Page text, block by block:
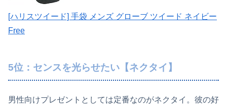
[ハリスツイード] 手袋 メンズ グローブ ツイード ネイビー
Free
5位：センスを光らせたい【ネクタイ】
男性向けプレゼントとしては定番なのがネクタイ。彼の好